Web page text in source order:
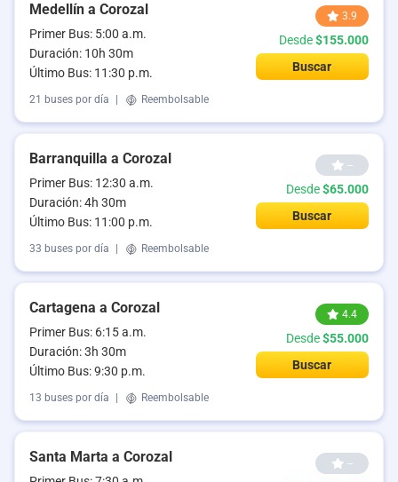
Medellín a Corozal
Primer Bus: 5:00 a.m.
Duración: 10h 30m
Último Bus: 11:30 p.m.
3.9
Desde$155.000
Buscar
21 buses por día Reembolsable
Barranquilla a Corozal
Primer Bus: 12:30 a.m.
Duración: 4h 30m
Último Bus: 11:00 p.m.
--
Desde$65.000
Buscar
33 buses por día Reembolsable
Cartagena a Corozal
Primer Bus: 6:15 a.m.
Duración: 3h 30m
Último Bus: 9:30 p.m.
4.4
Desde$55.000
Buscar
13 buses por día Reembolsable
Santa Marta a Corozal --